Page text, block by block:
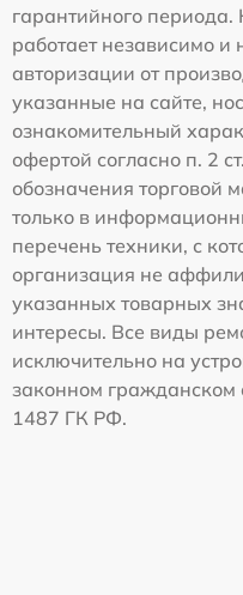
гарантийного
работает независимо
авторизации от
указанные на сайте,
ознакомительный
офертой согласно п. 2
обозначения торговой
только в
перечень техники, с
организация не
указанных товарных
интересы. Все виды
исключительно на
законном гражданском
1487 ГК РФ.